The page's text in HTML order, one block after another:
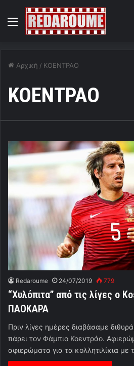
Menu
Αρχική / ΚΟΕΝΤΡΑΟ
ΚΟΕΝΤΡΑΟ
Redaroume 24/07/2019 779
“Χυλόπιτα” από τις λίγες ο
ΠΑΟΚΑΡΑ
Πριν λίγες ημέρες διαβάσαμε
πάρει τον Φάμπιο Κοεντράο.
αφιερώματα για τα κολλητιλίκια με